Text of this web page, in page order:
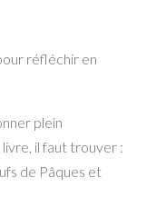
réfléchir en
plein
livre, il faut trouver :
de Pâques et